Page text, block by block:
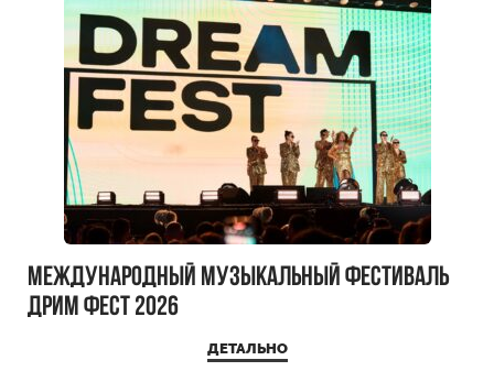
Международный музыкальный фестиваль
ДРИМ ФЕСТ 2026
ДЕТАЛЬНО